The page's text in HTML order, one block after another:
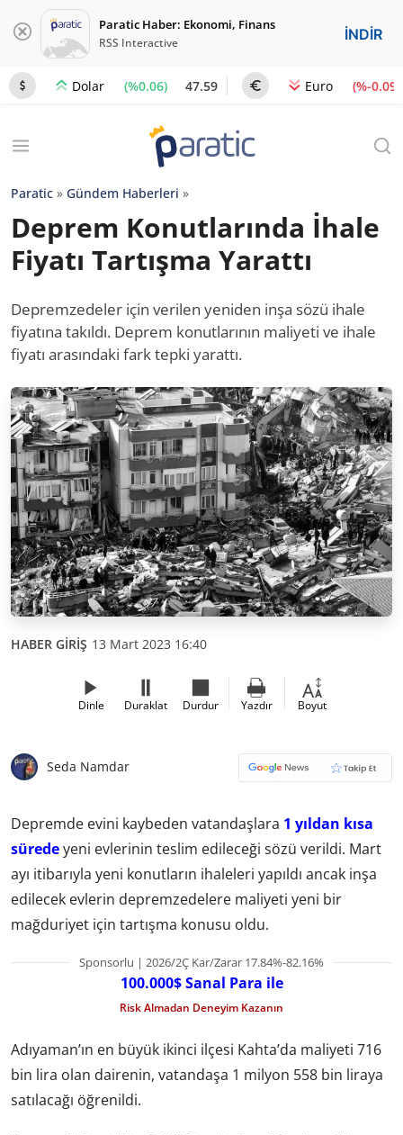
Paratic Haber: Ekonomi, Finans
RSS Interactive İNDİR
Dolar (%0.06) 47.59 Euro (%-0.09)
Paratic » Gündem Haberleri »
Deprem Konutlarında İhale
Fiyatı Tartışma Yarattı
Depremzedeler için verilen yeniden inşa sözü ihale
fiyatına takıldı. Deprem konutlarının maliyeti ve ihale
fiyatı arasındaki fark tepki yarattı.
HABER GİRİŞ 13 Mart 2023 16:40
Dinle Duraklat Durdur Yazdır Boyut
Seda Namdar
Depremde evini kaybeden vatandaşlara 1 yıldan kısa
süredeyeni evlerinin teslim edileceği sözü verildi. Mart
ayı itibarıyla yeni konutların ihaleleri yapıldı ancak inşa
edilecek evlerin depremzedelere maliyeti yeni bir
mağduriyet için tartışma konusu oldu.
Sponsorlu | 2026/2Ç Kar/Zarar 17.84%-82.16%
100.000$ Sanal Para ile
Risk Almadan Deneyim Kazanın
Adıyaman’ın en büyük ikinci ilçesi Kahta’da maliyeti 716
bin lira olan dairenin, vatandaşa 1 milyon 558 bin liraya
satılacağı öğrenildi.